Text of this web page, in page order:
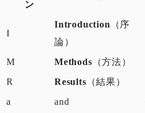
ン
I
Introduction （序
論）
M
Methods （方法）
R
Results （結果）
a
and